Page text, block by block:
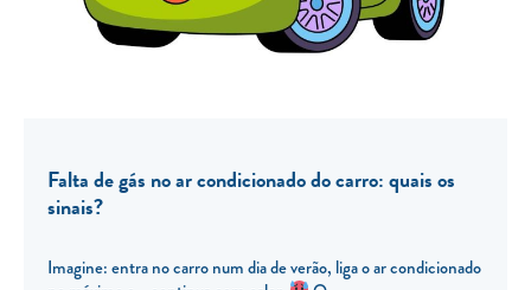
Falta de gás no ar condicionado do carro: quais os
sinais?
Imagine: entra no carro num dia de verão, liga o ar condicionado